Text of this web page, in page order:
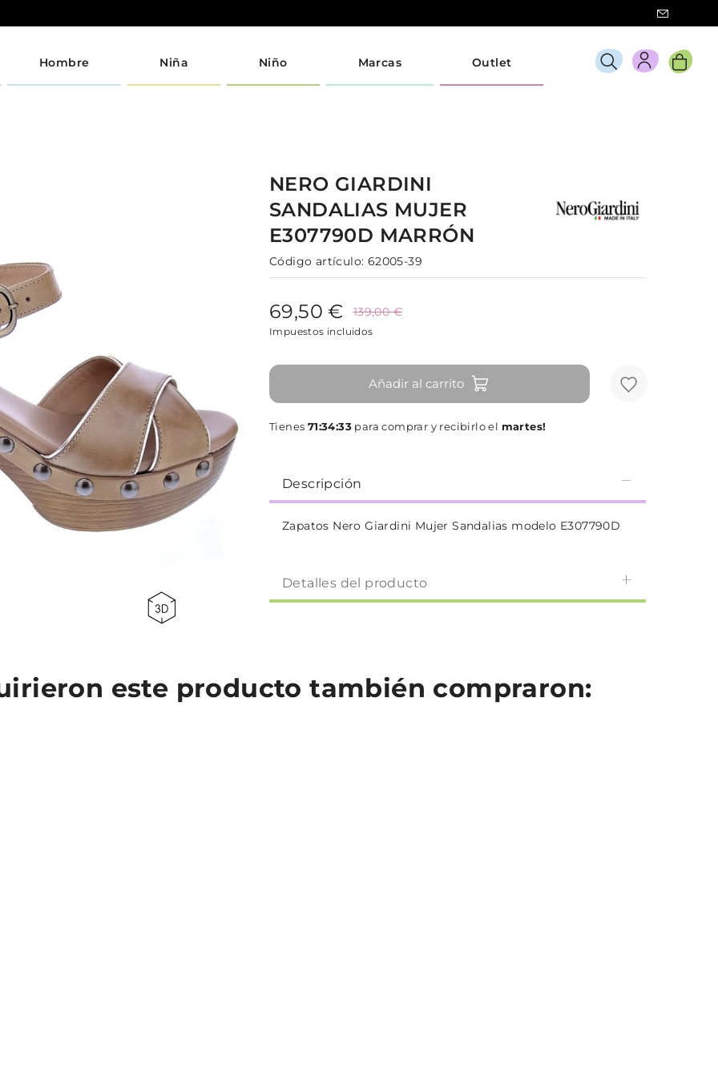
Hombre Niña Niño Marcas Outlet
NERO GIARDINI
SANDALIAS MUJER
E307790D MARRÓN
Código artículo: 62005-39
69,50 € 139,00 €
Impuestos incluidos
Añadir al carrito
Tienes 71:34:32 para comprar y recibirlo el martes!
Descripción
Zapatos Nero Giardini Mujer Sandalias modelo E307790D
Detalles del producto
este producto también compraron: